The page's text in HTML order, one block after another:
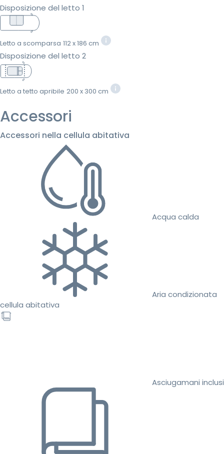
Disposizione del letto 1
Letto a scomparsa 112 x 186 cm
Disposizione del letto 2
Letto a tetto apribile 200 x 300 cm
Accessori
Accessori nella cellula abitativa
Acqua calda
Aria condizionata
cellula abitativa
Asciugamani inclusi